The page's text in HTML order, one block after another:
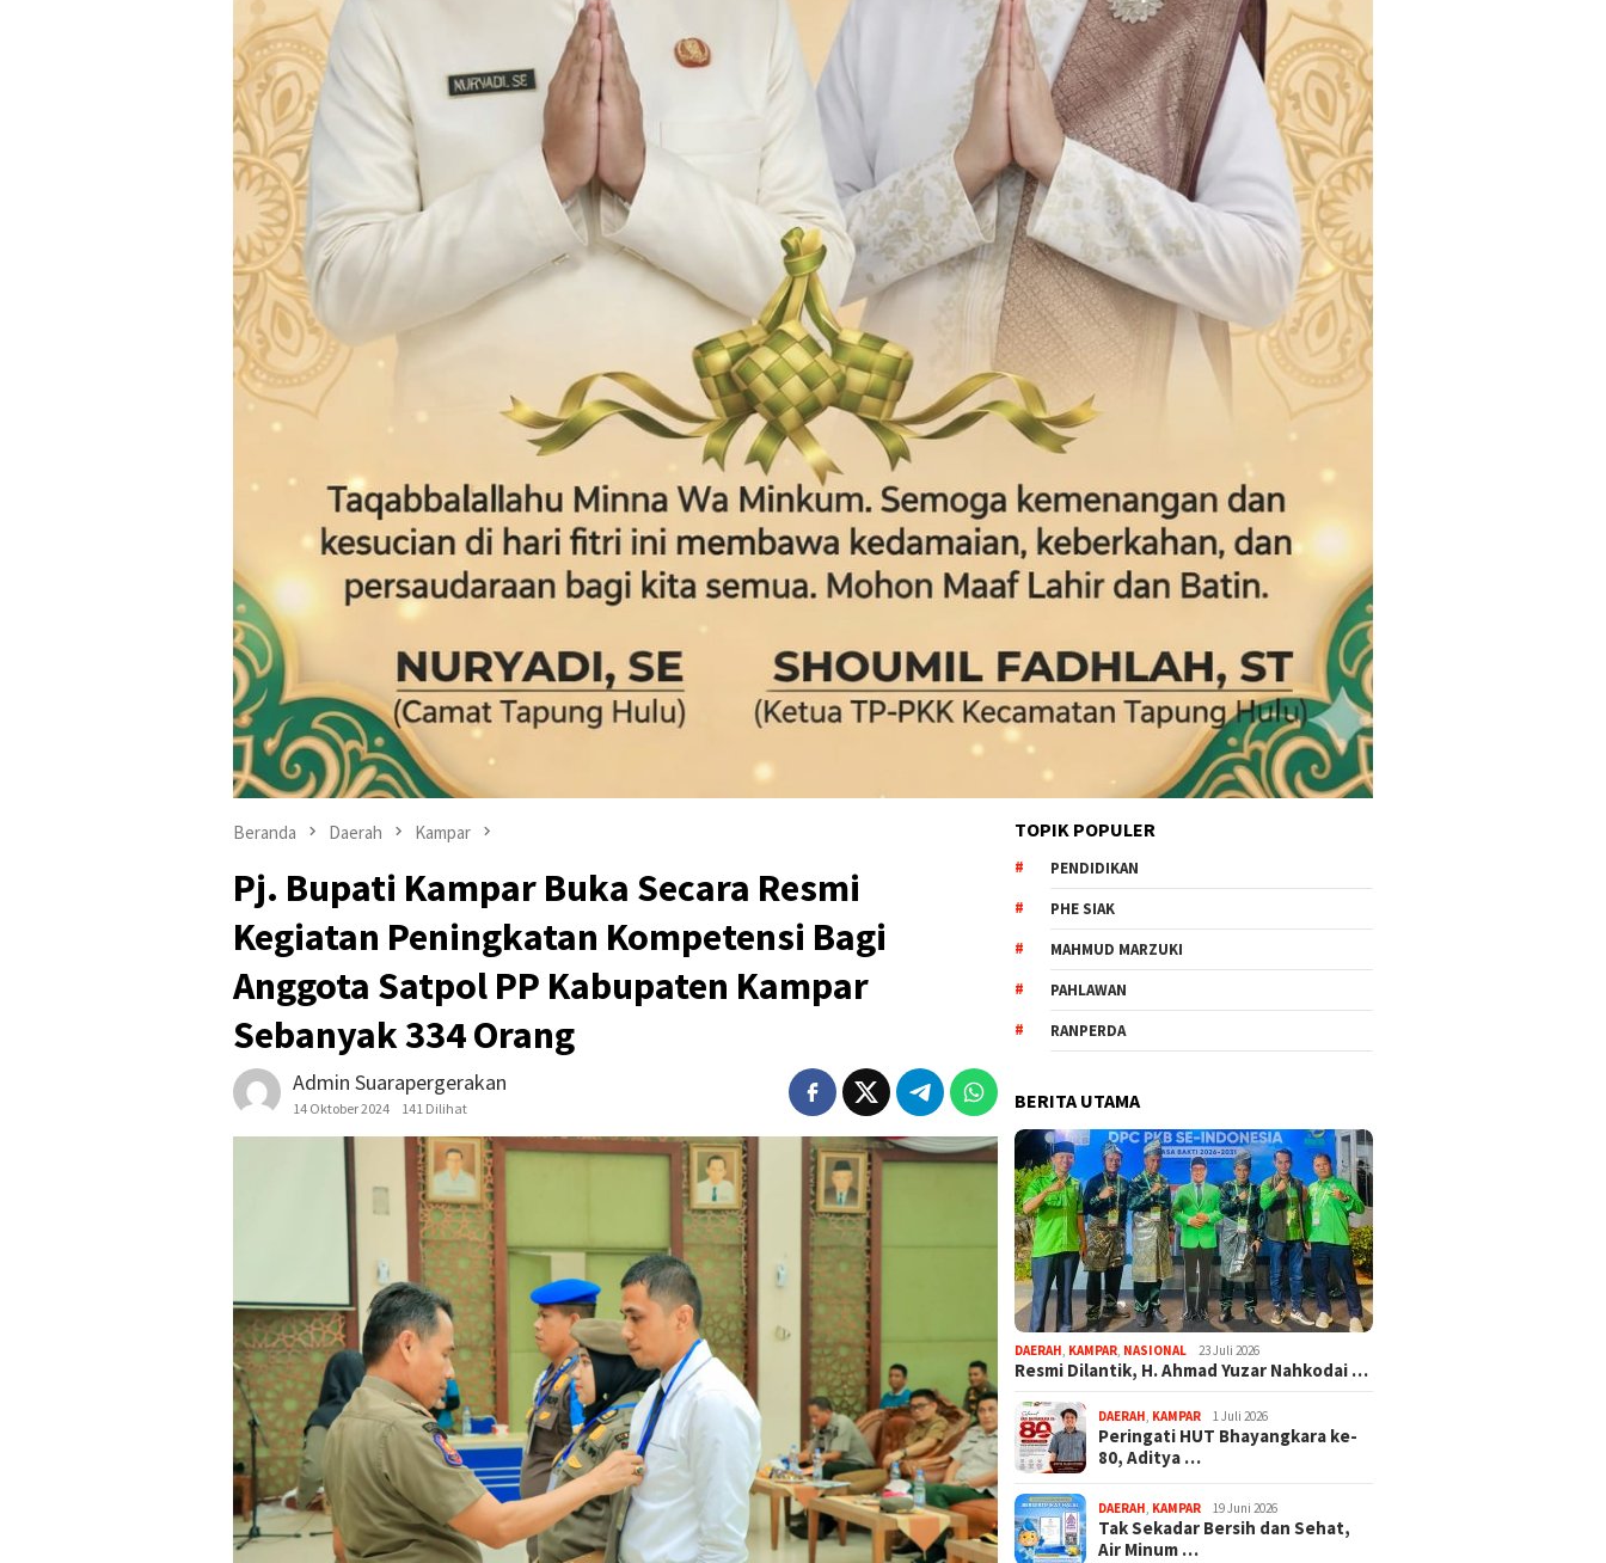
Beranda Daerah Kampar
Pj. Bupati Kampar Buka Secara Resmi
Kegiatan Peningkatan Kompetensi Bagi
Anggota Satpol PP Kabupaten Kampar
Sebanyak 334 Orang
Admin Suarapergerakan
14 Oktober 2024 141 Dilihat
TOPIK POPULER
PENDIDIKAN
PHE SIAK
MAHMUD MARZUKI
PAHLAWAN
RANPERDA
BERITA UTAMA
DAERAH KAMPAR NASIONAL 23 Juli 2026
Resmi Dilantik, H. Ahmad Yuzar Nahkodai …
DAERAH KAMPAR 1 Juli 2026
Peringati HUT Bhayangkara ke-
80, Aditya …
DAERAH KAMPAR 19 Juni 2026
Tak Sekadar Bersih dan Sehat,
Air Minum …